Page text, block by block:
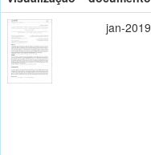
jan-2019